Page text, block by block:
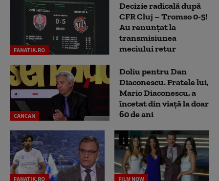
FANATIK.RO
Decizie radicală după
CFR Cluj – Tromso 0-5!
Au renunțat la
transmisiunea
meciului retur
CANCAN
Doliu pentru Dan
Diaconescu. Fratele lui,
Mario Diaconescu, a
încetat din viață la doar
60 de ani
FANATIK.RO FILM NOW